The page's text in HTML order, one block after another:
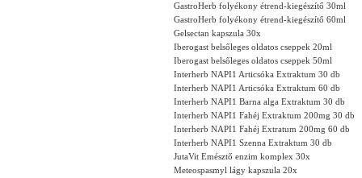
GastroHerb folyékony étrend-kiegészítő 30ml
GastroHerb folyékony étrend-kiegészítő 60ml
Gelsectan kapszula 30x
Iberogast belsőleges oldatos cseppek 20ml
Iberogast belsőleges oldatos cseppek 50ml
Interherb NAPI1 Articsóka Extraktum 30 db
Interherb NAPI1 Articsóka Extraktum 60 db
Interherb NAPI1 Barna alga Extraktum 30 db
Interherb NAPI1 Fahéj Extraktum 200mg 30 db
Interherb NAPI1 Fahéj Extratum 200mg 60 db
Interherb NAPI1 Szenna Extraktum 30 db
JutaVit Emésztő enzim komplex 30x
Meteospasmyl lágy kapszula 20x